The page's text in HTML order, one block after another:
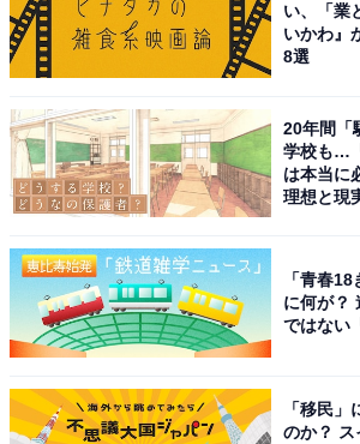
い、「業
いかわ』
8選
20年間「
学校も…
は本当に
理想と現
「青春
に何が？
ではない
「移民
のか？ ス